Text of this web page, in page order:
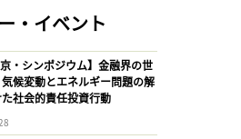
・イベント
京・シンポジウム】金融界の世
候変動とエネルギー問題の解
社会的責任投資行動